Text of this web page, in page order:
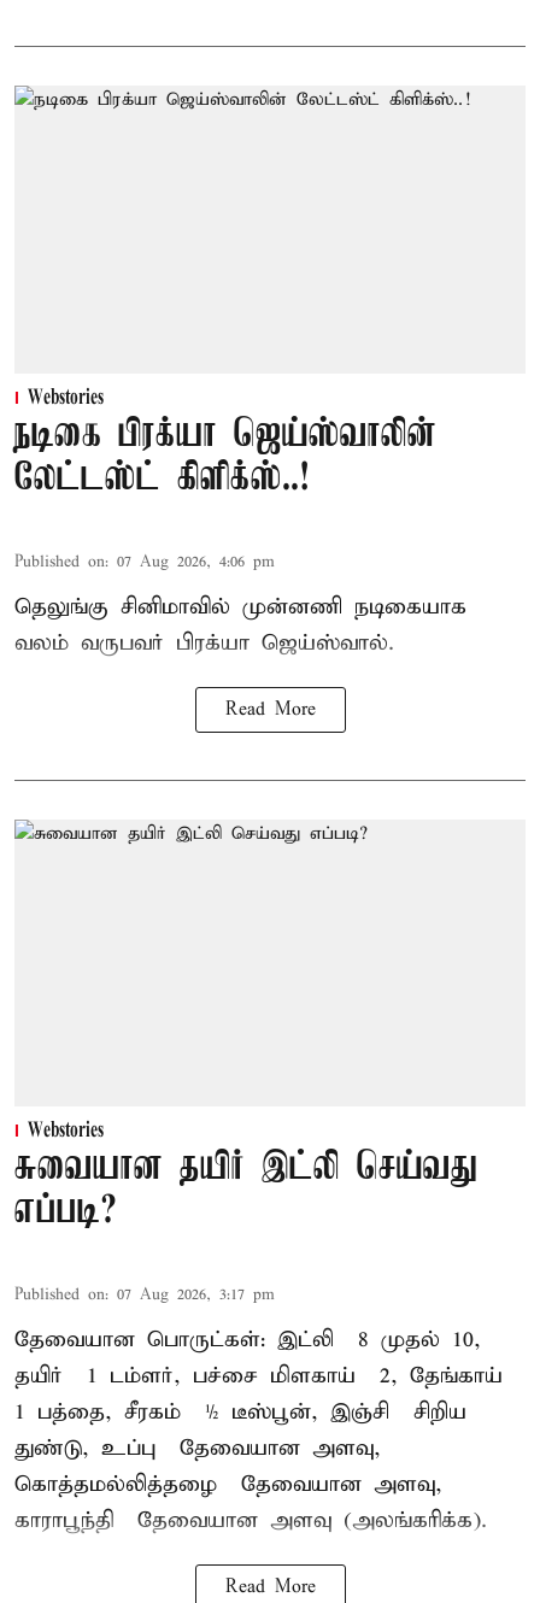
Webstories
நடிகை பிரக்யா ஜெய்ஸ்வாலின்
லேட்டஸ்ட் கிளிக்ஸ்..!
Published on: 07 Aug 2026, 4:06 pm
தெலுங்கு சினிமாவில் முன்னணி நடிகையாக
வலம் வருபவர் பிரக்யா ஜெய்ஸ்வால்.
Read More
Webstories
சுவையான தயிர் இட்லி செய்வது
எப்படி?
Published on: 07 Aug 2026, 3:17 pm
தேவையான பொருட்கள்: இட்லி – 8 முதல் 10,
தயிர் – 1 டம்ளர், பச்சை மிளகாய் – 2, தேங்காய் –
1 பத்தை, சீரகம் – ½ டீஸ்பூன், இஞ்சி – சிறிய
துண்டு, உப்பு – தேவையான அளவு,
கொத்தமல்லித்தழை – தேவையான அளவு,
காராபூந்தி – தேவையான அளவு (அலங்கரிக்க).
Read More